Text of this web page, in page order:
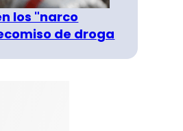
los "narco
de droga